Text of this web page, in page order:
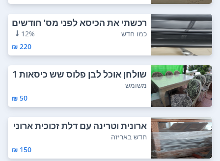
רכשתי את הכיסא לפני מס' חודשים
ולא השתמש...
כמו חדש
12%
220 ₪
שולחן אוכל לבן פלוס שש כיסאות 1
60/100 ס'...
משומש
50 ₪
ארונית וטרינה עם דלת זכוכית ארוני
ות ב...
חדש באריזה
150 ₪